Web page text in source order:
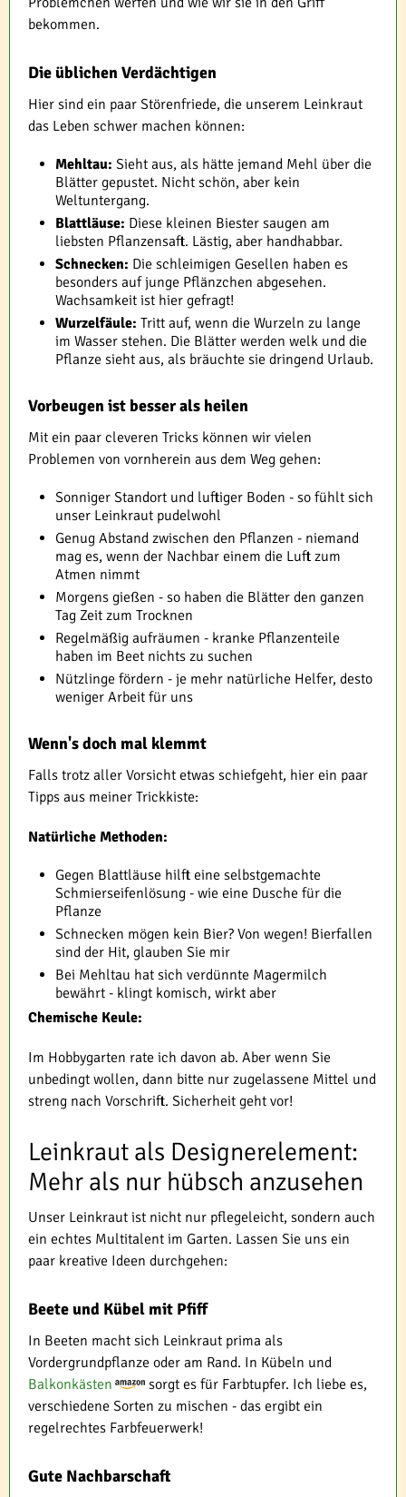
bekommen.
Die üblichen Verdächtigen
Hier sind ein paar Störenfriede, die unserem Leinkraut
das Leben schwer machen können:
Mehltau: Sieht aus, als hätte jemand Mehl über die
Blätter gepustet. Nicht schön, aber kein
Weltuntergang.
Blattläuse: Diese kleinen Biester saugen am
liebsten Pflanzensaft. Lästig, aber handhabbar.
Schnecken: Die schleimigen Gesellen haben es
besonders auf junge Pflänzchen abgesehen.
Wachsamkeit ist hier gefragt!
Wurzelfäule: Tritt auf, wenn die Wurzeln zu lange
im Wasser stehen. Die Blätter werden welk und die
Pflanze sieht aus, als bräuchte sie dringend Urlaub.
Vorbeugen ist besser als heilen
Mit ein paar cleveren Tricks können wir vielen
Problemen von vornherein aus dem Weg gehen:
Sonniger Standort und luftiger Boden - so fühlt sich
unser Leinkraut pudelwohl
Genug Abstand zwischen den Pflanzen - niemand
mag es, wenn der Nachbar einem die Luft zum
Atmen nimmt
Morgens gießen - so haben die Blätter den ganzen
Tag Zeit zum Trocknen
Regelmäßig aufräumen - kranke Pflanzenteile
haben im Beet nichts zu suchen
Nützlinge fördern - je mehr natürliche Helfer, desto
weniger Arbeit für uns
Wenn's doch mal klemmt
Falls trotz aller Vorsicht etwas schiefgeht, hier ein paar
Tipps aus meiner Trickkiste:
Natürliche Methoden:
Gegen Blattläuse hilft eine selbstgemachte
Schmierseifenlösung - wie eine Dusche für die
Pflanze
Schnecken mögen kein Bier? Von wegen! Bierfallen
sind der Hit, glauben Sie mir
Bei Mehltau hat sich verdünnte Magermilch
bewährt - klingt komisch, wirkt aber
Chemische Keule:
Im Hobbygarten rate ich davon ab. Aber wenn Sie
unbedingt wollen, dann bitte nur zugelassene Mittel und
streng nach Vorschrift. Sicherheit geht vor!
Leinkraut als Designerelement:
Mehr als nur hübsch anzusehen
Unser Leinkraut ist nicht nur pflegeleicht, sondern auch
ein echtes Multitalent im Garten. Lassen Sie uns ein
paar kreative Ideen durchgehen:
Beete und Kübel mit Pfiff
In Beeten macht sich Leinkraut prima als
Vordergrundpflanze oder am Rand. In Kübeln und
Balkonkästen
sorgt es für Farbtupfer. Ich liebe es,
verschiedene Sorten zu mischen - das ergibt ein
regelrechtes Farbfeuerwerk!
Gute Nachbarschaft